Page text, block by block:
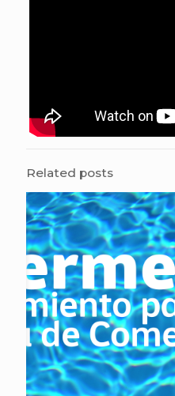
Related posts